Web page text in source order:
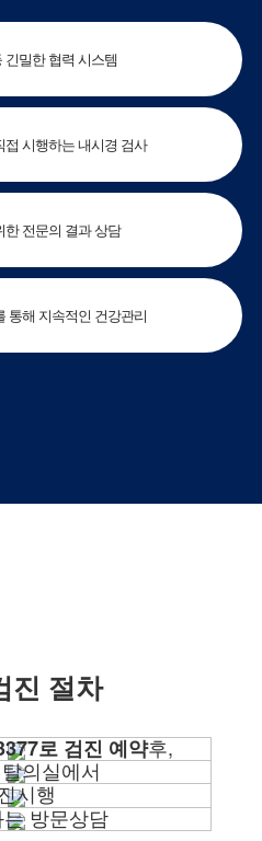
밀한 협력 시스템
시행하는 내시경 검사
전문의 결과 상담
통해 지속적인 건강관리
진 절차
1
로 검진 예약후,
센터 방문
의실에서
밀검사를 위해
사리는 빼주십시오.
3
시행
4
방문상담